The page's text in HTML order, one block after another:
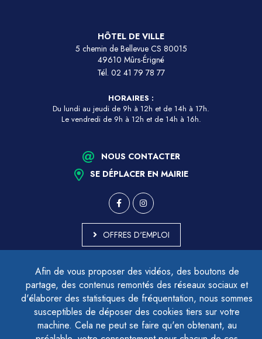
Afin de vous proposer des vidéos, des boutons de
partage, des contenus remontés des réseaux sociaux et
d'élaborer des statistiques de fréquentation, nous sommes
susceptibles de déposer des cookies tiers sur votre
machine. Cela ne peut se faire qu'en obtenant, au
HÔTEL DE VILLE
5 chemin de Bellevue CS 80015
49610 Mûrs-Érigné
Tél. 02 41 79 78 77
HORAIRES :
Du lundi au jeudi de 9h à 12h et de 14h à 17h.
Le vendredi de 9h à 12h et de 14h à 16h.
NOUS CONTACTER
SE DÉPLACER EN MAIRIE
OFFRES D'EMPLOI
ACCESSIBILITÉ - PARTIELLEMENT CONFORME
PLAN DU SITE
MENTIONS LÉGALES
CONTACTER LE DÉLÉGUÉ À LA PROTECTION DES DONNÉES
GESTION DES COOKIES